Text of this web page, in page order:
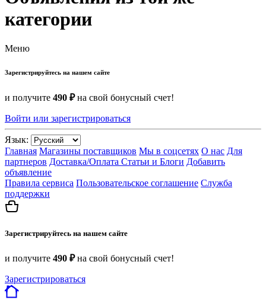
категории
Меню
Зарегистрируйтесь на нашем сайте
и получите 490 ₽на свой бонусный счет!
Войти или зарегистрироваться
Язык:
Главная Магазины поставщиков Мы в соцсетях О нас Для
партнеров Доставка/Оплата Статьи и Блоги Добавить
объявление
Правила сервиса Пользовательское соглашение Служба
поддержки
Зарегистрируйтесь на нашем сайте
и получите 490 ₽на свой бонусный счет!
Зарегистрироваться